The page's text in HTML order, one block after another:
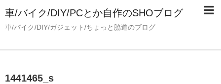
車/バイク/DIY/PCとか自作のSHOブログ
車/バイク/DIY/ガジェット/ちょっと脇道のブログ
1441465_s